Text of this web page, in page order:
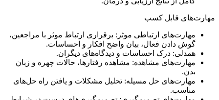
مهارت‌های قابل کسب
مهارت‌های ارتباطی موثر: برقراری ارتباط موثر با مراجعین،
گوش دادن فعال، بیان واضح افکار و احساسات.
همدلی: درک احساسات و دیدگاه‌های دیگران.
مهارت‌های مشاهده: مشاهده رفتارها، حالات چهره و زبان
بدن.
مهارت‌های حل مسیله: تحلیل مشکلات و یافتن راه حل‌های
مناسب.